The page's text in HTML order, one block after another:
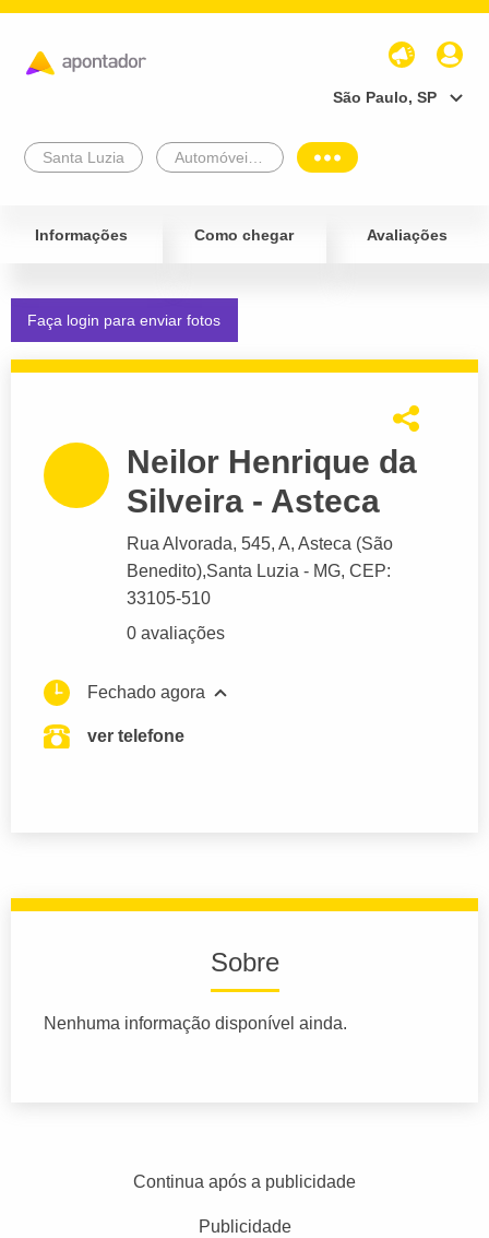
São Paulo, SP
Santa Luzia
Informações Como chegar Avaliações
Faça login para enviar fotos
Neilor Henrique da
Silveira - Asteca
Rua Alvorada, 545, A, Asteca (São
Benedito),Santa Luzia - MG, CEP:
33105-510
0 avaliações
Fechado agora
ver telefone
Sobre
Nenhuma informação disponível ainda.
Continua após a publicidade
Publicidade